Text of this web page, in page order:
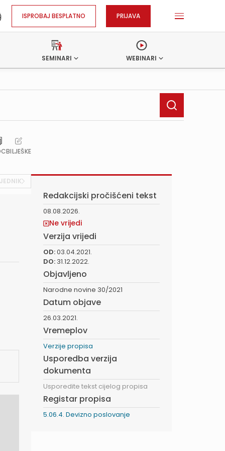
ISPROBAJ BESPLATNO PRIJAVA
SEMINARI WEBINARI
BILJEŠKE
Redakcijski pročišćeni tekst
08.08.2026.
Ne vrijedi
Verzija vrijedi
OD:03.04.2021.
DO: 31.12.2022.
Objavljeno
Narodne novine 30/2021
Datum objave
26.03.2021.
Vremeplov
Verzije propisa
Usporedba verzija
dokumenta
Usporedite tekst cijelog propisa
Registar propisa
5.06.4. Devizno poslovanje